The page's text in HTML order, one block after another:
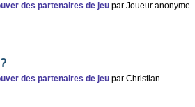
des partenaires de jeu par Joueur anonyme
des partenaires de jeu par Christian